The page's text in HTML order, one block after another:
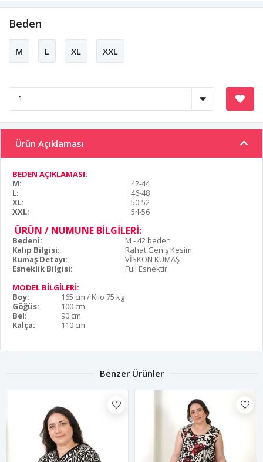
Beden
M L XL XXL
Ürün Açıklaması
BEDEN AÇIKLAMASI:
M:
42-44
L:
46-48
XL:
50-52
XXL:
54-56
ÜRÜN / NUMUNE BİLGİLERİ:
Bedeni:
M - 42 beden
Kalıp Bilgisi:
Rahat Geniş Kesim
Kumaş Detayı:
VİSKON KUMAŞ
Esneklik Bilgisi:
Full Esnektir
MODEL BİLGİLERİ:
Boy:
165 cm / Kilo 75 kg
Göğüs:
100 cm
Bel:
90 cm
Kalça:
110 cm
Benzer Ürünler